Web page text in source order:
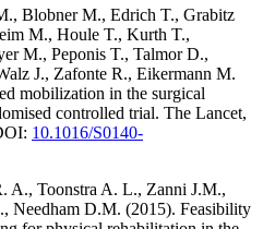
Blobner M., Edrich T., Grabitz
M., Houle T., Kurth T.,
M., Peponis T., Talmor D.,
J., Zafonte R., Eikermann M.
mobilization in the surgical
controlled trial. The Lancet,
10.1016/S0140-
A., Toonstra A. L., Zanni J.M.,
Needham D.M. (2015). Feasibility